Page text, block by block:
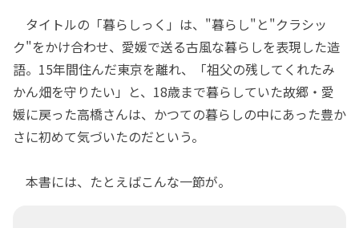
タイトルの「暮らしっく」は、"暮らし"と"クラシッ
ク"をかけ合わせ、愛媛で送る古風な暮らしを表現した造
語。15年間住んだ東京を離れ、「祖父の残してくれたみ
かん畑を守りたい」と、18歳まで暮らしていた故郷・愛
媛に戻った高橋さんは、かつての暮らしの中にあった豊か
さに初めて気づいたのだという。
本書には、たとえばこんな一節が。